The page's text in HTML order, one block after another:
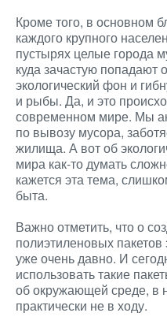
Кроме того, в основном
каждого крупного
пустырях целые города
куда зачастую попадают
экологический фон и
и рыбы. Да, и это
современном мире. Мы
по вывозу мусора,
жилища. А вот об
мира как-то думать
кажется эта тема,
быта.
Важно отметить, что о
полиэтиленовых
уже очень давно. И
использовать такие
об окружающей среде, в
практически не в ходу.